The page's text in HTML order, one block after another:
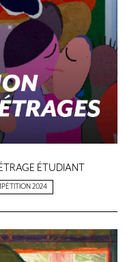
ÉTUDIANT
2024